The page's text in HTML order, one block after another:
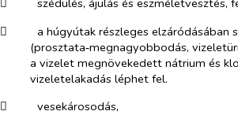
​
szédülés, ájulás és eszméletvesztés,
​
a húgyútak részleges elzáródásában
(prosztata‑megnagyobbodás,
a vizelet megnövekedett nátrium és
vizeletelakadás léphet fel.
​
vesekárosodás,